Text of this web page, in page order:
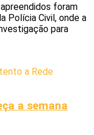
foram
Polícia Civil, onde a
para
a Rede
a semana